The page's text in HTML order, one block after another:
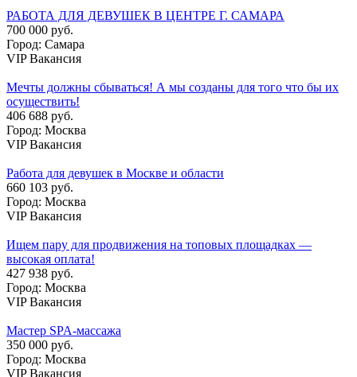
РАБОТА ДЛЯ ДЕВУШЕК В ЦЕНТРЕ Г. САМАРА
700 000 руб.
Город: Самара
VIP Вакансия
Мечты должны сбываться! А мы созданы для того что бы их
осуществить!
406 688 руб.
Город: Москва
VIP Вакансия
Работа для девушек в Москве и области
660 103 руб.
Город: Москва
VIP Вакансия
Ищем пару для продвижения на топовых площадках —
высокая оплата!
427 938 руб.
Город: Москва
VIP Вакансия
Мастер SPA-массажа
350 000 руб.
Город: Москва
VIP Вакансия